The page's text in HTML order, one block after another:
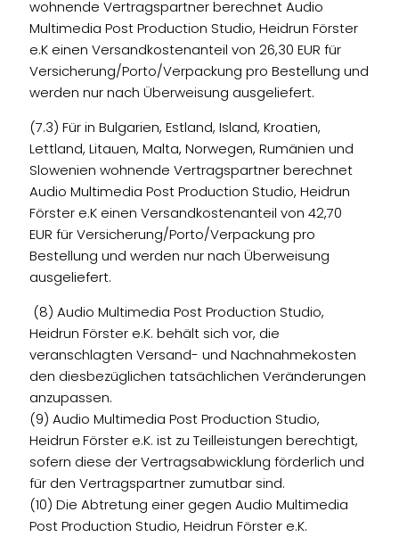
wohnende Vertragspartner berechnet Audio
Multimedia Post Production Studio, Heidrun Förster
e.K einen Versandkostenanteil von 26,30 EUR für
Versicherung/Porto/Verpackung pro Bestellung und
werden nur nach Überweisung ausgeliefert.
(7.3) Für in Bulgarien, Estland, Island, Kroatien,
Lettland, Litauen, Malta, Norwegen, Rumänien und
Slowenien wohnende Vertragspartner berechnet
Audio Multimedia Post Production Studio, Heidrun
Förster e.K einen Versandkostenanteil von 42,70
EUR für Versicherung/Porto/Verpackung pro
Bestellung und werden nur nach Überweisung
ausgeliefert.
(8) Audio Multimedia Post Production Studio,
Heidrun Förster e.K. behält sich vor, die
veranschlagten Versand- und Nachnahmekosten
den diesbezüglichen tatsächlichen Veränderungen
anzupassen.
(9) Audio Multimedia Post Production Studio,
Heidrun Förster e.K. ist zu Teilleistungen berechtigt,
sofern diese der Vertragsabwicklung förderlich und
für den Vertragspartner zumutbar sind.
(10) Die Abtretung einer gegen Audio Multimedia
Post Production Studio, Heidrun Förster e.K.